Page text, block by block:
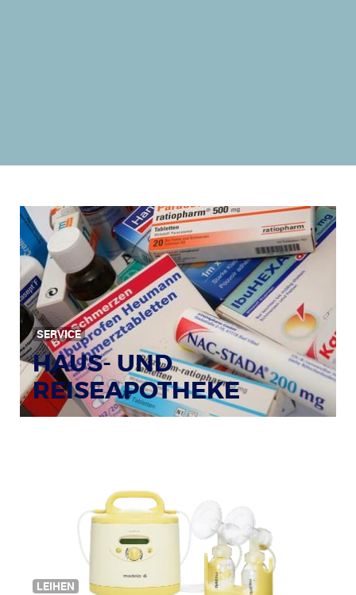
SERVICE
HAUS- UND
REISEAPOTHEKE
Bildquelle: © Tim Reckmann / pixelio.de
LEIHEN